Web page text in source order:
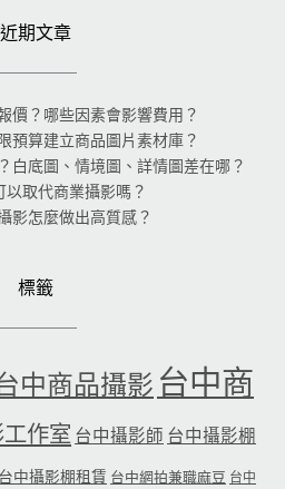
近期文章
價？哪些因素會影響費用？
預算建立商品圖片素材庫？
白底圖、情境圖、詳情圖差在哪？
以取代商業攝影嗎？
影怎麼做出高質感？
標籤
中商品攝影 台中商
作室 台中攝影師 台中攝影棚
台中攝影棚租賃 台中網拍兼職麻豆 台中